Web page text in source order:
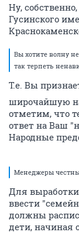
Ну,
Гусинского
Вы хотите волну
так терпеть
Т.е. Вы
широчайшую
отметим, что
ответ на Ваш
Народные
Менеджеры
Для
ввести
должны
дети, начиная